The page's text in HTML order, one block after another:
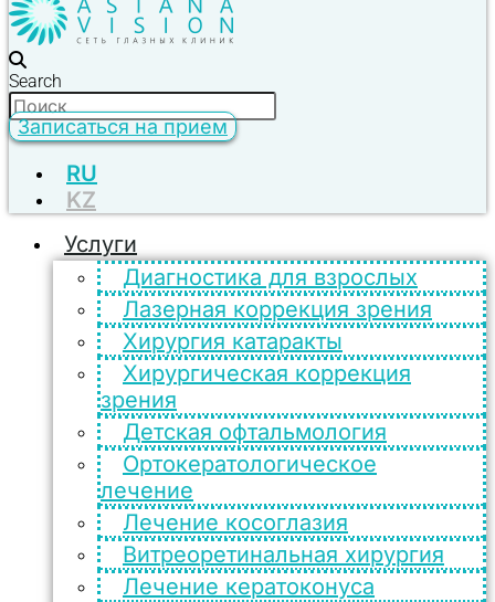
Search
Записаться на прием
RU
KZ
Услуги
Диагностика для взрослых
Лазерная коррекция зрения
Хирургия катаракты
Хирургическая коррекция
зрения
Детская офтальмология
Ортокератологическое
лечение
Лечение косоглазия
Витреоретинальная хирургия
Лечение кератоконуса